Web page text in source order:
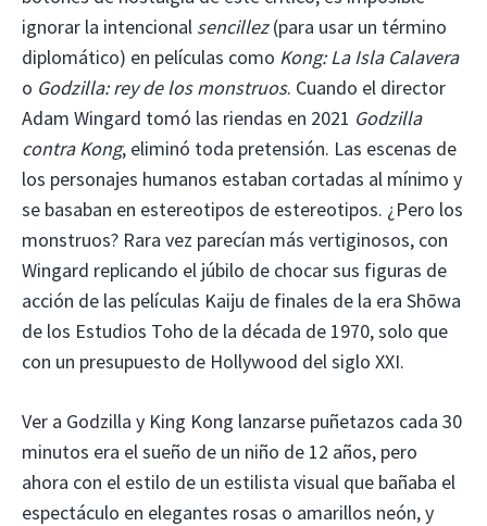
ignorar la intencional sencillez(para usar un término
diplomático) en películas como Kong: La Isla Calavera
o Godzilla: rey de los monstruos. Cuando el director
Adam Wingard tomó las riendas en 2021 Godzilla
contra Kong, eliminó toda pretensión. Las escenas de
los personajes humanos estaban cortadas al mínimo y
se basaban en estereotipos de estereotipos. ¿Pero los
monstruos? Rara vez parecían más vertiginosos, con
Wingard replicando el júbilo de chocar sus figuras de
acción de las películas Kaiju de finales de la era Shōwa
de los Estudios Toho de la década de 1970, solo que
con un presupuesto de Hollywood del siglo XXI.
Ver a Godzilla y King Kong lanzarse puñetazos cada 30
minutos era el sueño de un niño de 12 años, pero
ahora con el estilo de un estilista visual que bañaba el
espectáculo en elegantes rosas o amarillos neón, y